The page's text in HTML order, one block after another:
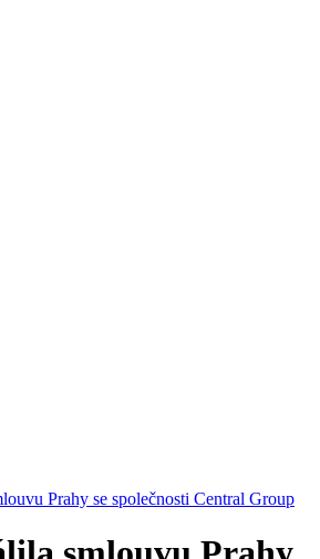
Prahy se společnosti Central Group